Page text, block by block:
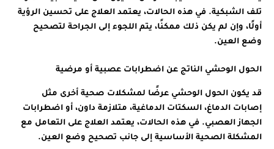
تلف الشبكية. في هذه الحالات، يعتمد العلاج على تحسين الرؤية
أولًا، وإن لم يكن ذلك ممكنًا، يتم اللجوء إلى الجراحة لتصحيح
وضع العين.
الحول الوحشي الناتج عن اضطرابات عصبية أو مرضية
قد يكون الحول الوحشي عرضًا لمشكلات صحية أخرى مثل
إصابات الدماغ، السكتات الدماغية، متلازمة داون، أو اضطرابات
الجهاز العصبي. في هذه الحالات، يعتمد العلاج على التعامل مع
المشكلة الصحية الأساسية إلى جانب تصحيح وضع العين.